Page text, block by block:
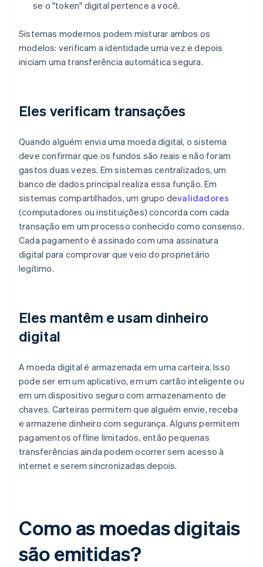
se o "token" digital pertence a você.
Sistemas modernos podem misturar ambos os
modelos: verificam a identidade uma vez e depois
iniciam uma transferência automática segura.
Eles verificam transações
Quando alguém envia uma moeda digital, o sistema
deve confirmar que os fundos são reais e não foram
gastos duas vezes. Em sistemas centralizados, um
banco de dados principal realiza essa função. Em
sistemas compartilhados, um grupo devalidadores
(computadores ou instituições) concorda com cada
transação em um processo conhecido como consenso.
Cada pagamento é assinado com uma assinatura
digital para comprovar que veio do proprietário
legítimo.
Eles mantêm e usam dinheiro
digital
A moeda digital é armazenada em uma carteira. Isso
pode ser em um aplicativo, em um cartão inteligente ou
em um dispositivo seguro com armazenamento de
chaves. Carteiras permitem que alguém envie, receba
e armazene dinheiro com segurança. Alguns permitem
pagamentos offline limitados, então pequenas
transferências ainda podem ocorrer sem acesso à
internet e serem sincronizadas depois.
Como as moedas digitais
são emitidas?